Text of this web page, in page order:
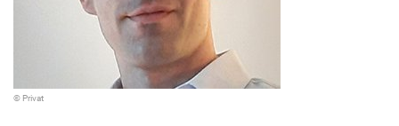
© Privat